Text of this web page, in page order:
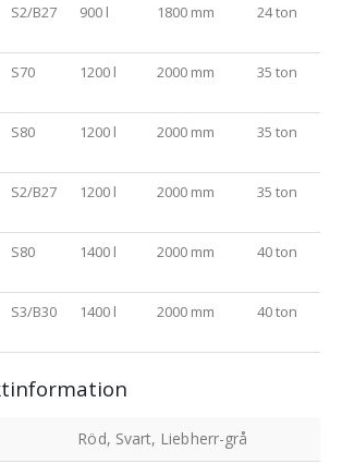
S2/B27 900 l 1800 mm 24 ton
S70 1200 l 2000 mm 35 ton
S80 1200 l 2000 mm 35 ton
S2/B27 1200 l 2000 mm 35 ton
S80 1400 l 2000 mm 40 ton
S3/B30 1400 l 2000 mm 40 ton
Röd, Svart, Liebherr-grå